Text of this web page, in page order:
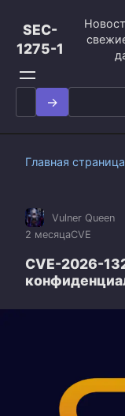
контенту
SEC-
1275-1
Search
for:
Главная страница
Vulner Queen
2 месяцаCVE
CVE-2026-